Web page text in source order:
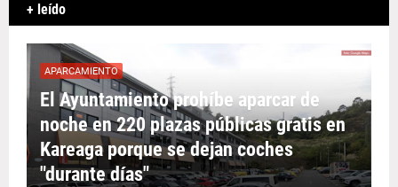
+ leído
APARCAMIENTO
El Ayuntamiento prohíbe aparcar de
noche en 220 plazas públicas gratis en
Kareaga porque se dejan coches
"durante días"